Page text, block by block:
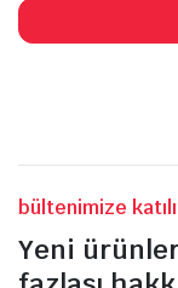
bültenimize
Yeni